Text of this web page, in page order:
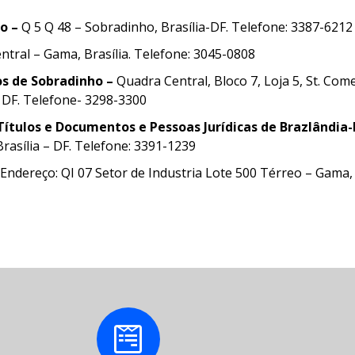
– Q 5 Q 48 – Sobradinho, Brasília-DF. Telefone: 3387-6212
– Gama, Brasília. Telefone: 3045-0808
de Sobradinho – Quadra Central, Bloco 7, Loja 5, St.
Telefone- 3298-3300
e Documentos e Pessoas Jurídicas de Brazlândia-
– DF. Telefone: 3391-1239
Endereço: QI 07 Setor de Industria Lote 500 Térreo –